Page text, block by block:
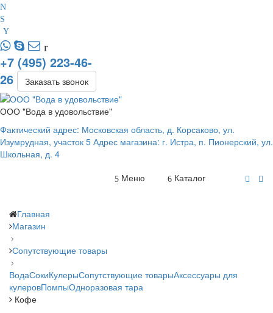
+7 (495) 223-46-
26
Заказать звонок
ООО "Вода в удовольствие"
Фактический адрес: Московская область, д. Корсаково, ул.
Изумрудная, участок 5 Адрес магазина: г. Истра, п. Пионерский, ул.
Школьная, д. 4
Каталог
Меню
Главная
Магазин
Сопутствующие товары
ВодаСокиКулерыСопутствующие товарыАксессуары для
кулеровПомпыОдноразовая тара
Кофе